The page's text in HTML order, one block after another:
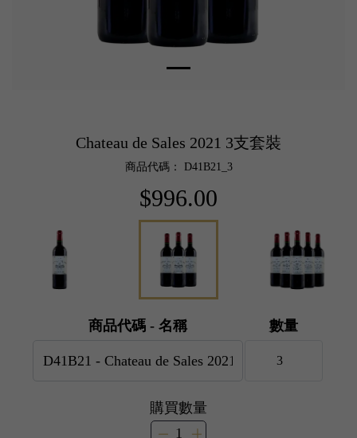
Chateau de Sales 2021 3支套裝
商品代碼： D41B21_3
$996.00
商品代碼 - 名稱 數量
購買數量